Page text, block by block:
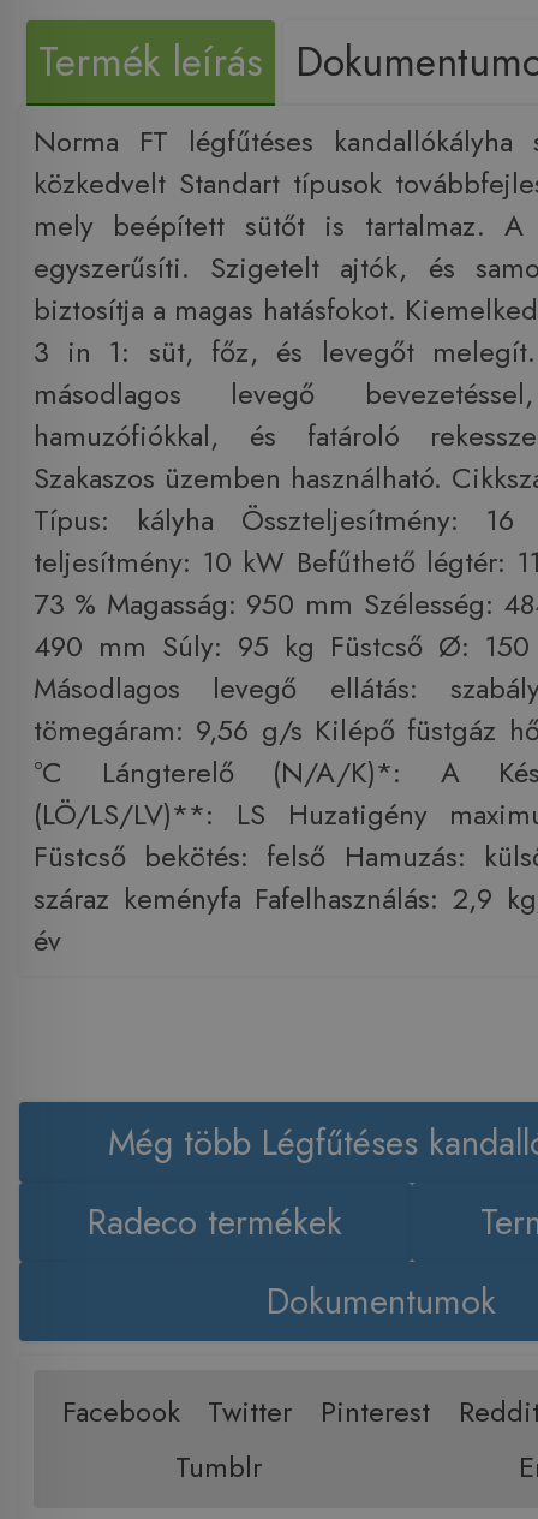
Termék leírás
Norma FT légfűtéses
közkedvelt Standart típusok
mely beépített sütőt is tartalmaz. A
egyszerűsíti. Szigetelt ajtók, és
biztosítja a magas hatásfokot.
3 in 1: süt, főz, és levegőt melegít.
másodlagos levegő
hamuzófiókkal, és fatároló
Szakaszos üzemben használható.
Típus: kályha Összteljesítmény:
teljesítmény: 10 kW Befűthető légtér:
73 % Magasság: 950 mm Szélesség:
490 mm Súly: 95 kg Füstcső Ø:
Másodlagos levegő ellátás:
tömegáram: 9,56 g/s Kilépő füstgáz
°C Lángterelő (N/A/K)*: A
(LÖ/LS/LV)**: LS Huzatigény
Füstcső bekötés: felső Hamuzás:
száraz keményfa Fafelhasználás: 2,9
év
Még több Légfűtéses
Radeco termékek
Dokumentumok
Facebook Twitter Pinterest
Tumblr